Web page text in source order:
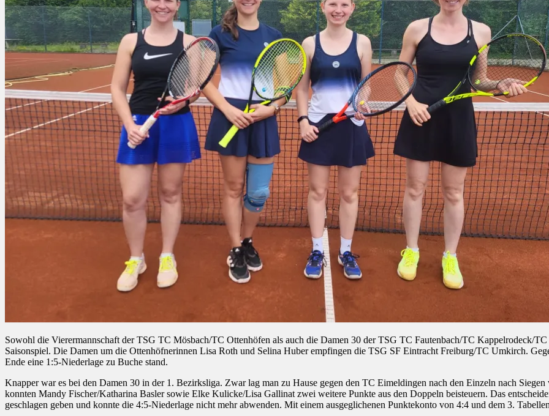
Sowohl die Vierermannschaft der TSG TC Mösbach/TC Ottenhöfen als auch die Damen 30 der TSG TC Fautenbach/TC Kappelrodeck/TC
Saisonspiel. Die Damen um die Ottenhöfnerinnen Lisa Roth und Selina Huber empfingen die TSG SF Eintracht Freiburg/TC Umkirch.
Ende eine 1:5-Niederlage zu Buche stand.
Knapper war es bei den Damen 30 in der 1. Bezirksliga. Zwar lag man zu Hause gegen den TC Eimeldingen nach den Einzeln nach
konnten Mandy Fischer/Katharina Basler sowie Elke Kulicke/Lisa Gallinat zwei weitere Punkte aus den Doppeln beisteuern. Das
geschlagen geben und konnte die 4:5-Niederlage nicht mehr abwenden. Mit einem ausgeglichenen Punktekonto von 4:4 und dem 3.